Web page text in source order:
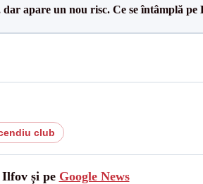
apare un nou risc. Ce se întâmplă pe
club
și pe Google News